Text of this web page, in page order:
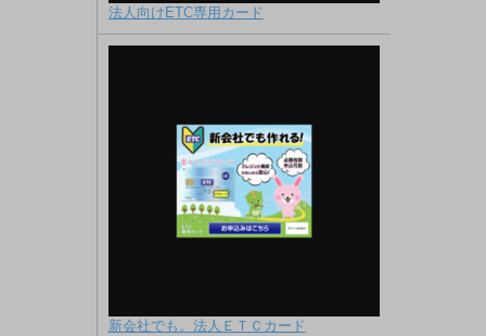
法人向けETC専用カード
新会社でも。法人ＥＴＣカード